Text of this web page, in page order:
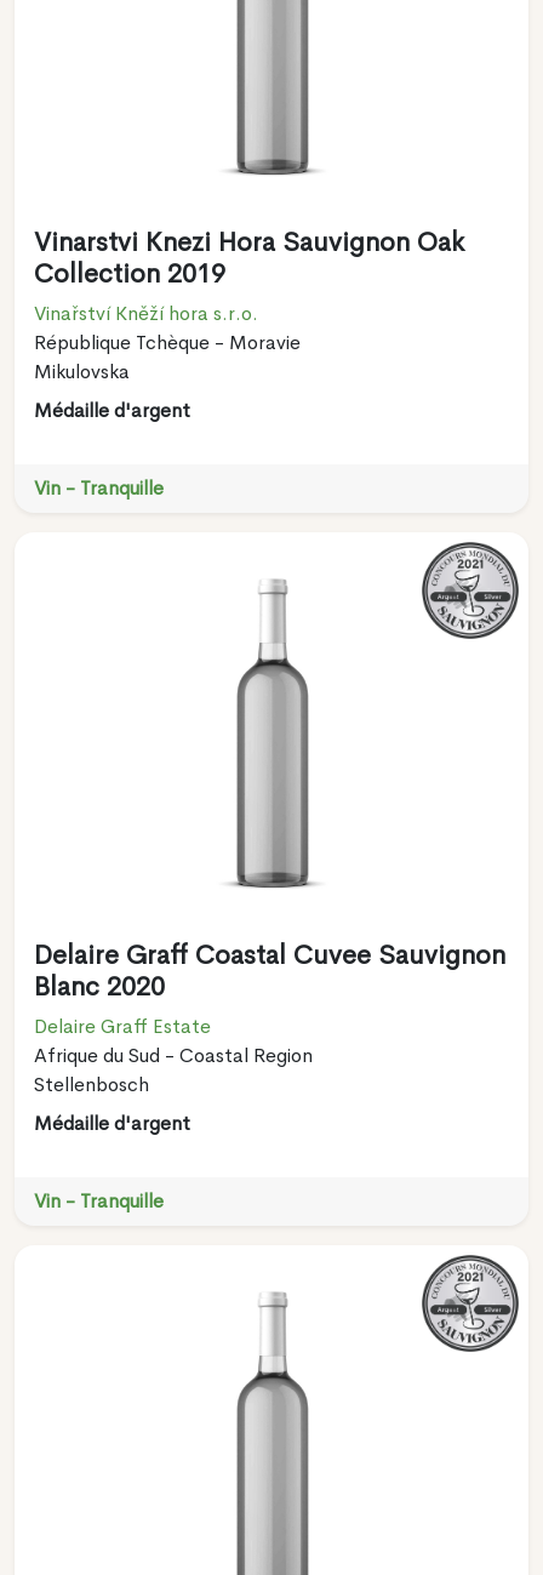
Vinarstvi Knezi Hora Sauvignon Oak
Collection 2019
Vinařství Kněží hora s.r.o.
République Tchèque - Moravie
Mikulovska
Médaille d'argent
Vin - Tranquille
Delaire Graff Coastal Cuvee Sauvignon
Blanc 2020
Delaire Graff Estate
Afrique du Sud - Coastal Region
Stellenbosch
Médaille d'argent
Vin - Tranquille